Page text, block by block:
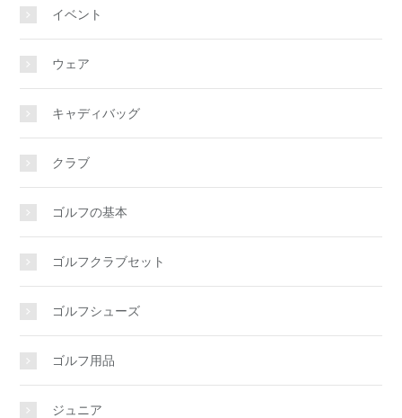
イベント
ウェア
キャディバッグ
クラブ
ゴルフの基本
ゴルフクラブセット
ゴルフシューズ
ゴルフ用品
ジュニア